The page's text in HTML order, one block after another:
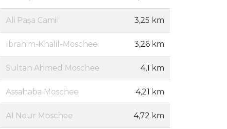
Ali Paşa Camii 3,25 km
Ibrahim-Khalil-Moschee 3,26 km
Sultan Ahmed Moschee 4,1 km
Assahaba Moschee 4,21 km
Al Nour Moschee 4,72 km